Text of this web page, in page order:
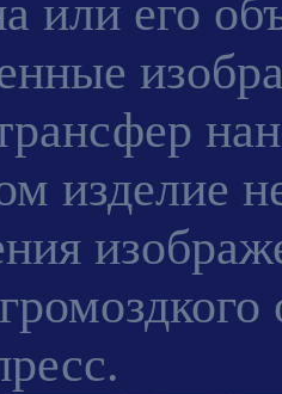
или его
изделие